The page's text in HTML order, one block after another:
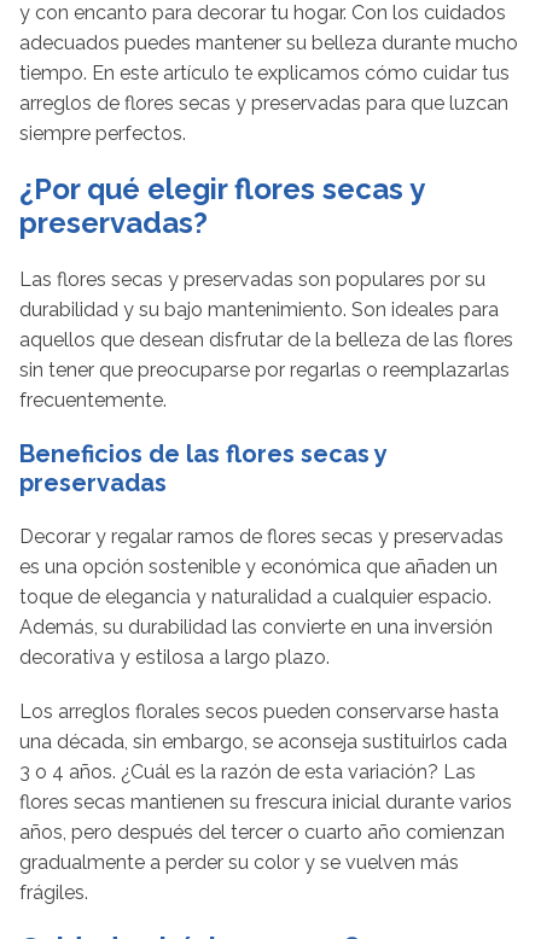
y con encanto para decorar tu hogar. Con los cuidados
adecuados puedes mantener su belleza durante mucho
tiempo. En este artículo te explicamos cómo cuidar tus
arreglos de flores secas y preservadas para que luzcan
siempre perfectos.
¿Por qué elegir flores secas y
preservadas?
Las flores secas y preservadas son populares por su
durabilidad y su bajo mantenimiento. Son ideales para
aquellos que desean disfrutar de la belleza de las flores
sin tener que preocuparse por regarlas o reemplazarlas
frecuentemente.
Beneficios de las flores secas y
preservadas
Decorar y regalar ramos de flores secas y preservadas
es una opción sostenible y económica que añaden un
toque de elegancia y naturalidad a cualquier espacio.
Además, su durabilidad las convierte en una inversión
decorativa y estilosa a largo plazo.
Los arreglos florales secos pueden conservarse hasta
una década, sin embargo, se aconseja sustituirlos cada
3 o 4 años. ¿Cuál es la razón de esta variación? Las
flores secas mantienen su frescura inicial durante varios
años, pero después del tercer o cuarto año comienzan
gradualmente a perder su color y se vuelven más
frágiles.